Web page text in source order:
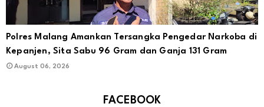
Polres Malang Amankan Tersangka Pengedar Narkoba di
Kepanjen, Sita Sabu 96 Gram dan Ganja 131 Gram
August 06, 2026
FACEBOOK